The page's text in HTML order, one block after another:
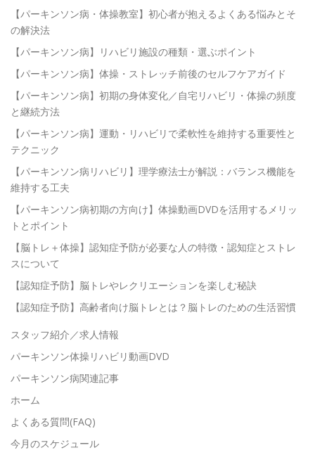
【パーキンソン病・体操教室】初心者が抱えるよくある悩みとそ
の解決法
【パーキンソン病】リハビリ施設の種類・選ぶポイント
【パーキンソン病】体操・ストレッチ前後のセルフケアガイド
【パーキンソン病】初期の身体変化／自宅リハビリ・体操の頻度
と継続方法
【パーキンソン病】運動・リハビリで柔軟性を維持する重要性と
テクニック
【パーキンソン病リハビリ】理学療法士が解説：バランス機能を
維持する工夫
【パーキンソン病初期の方向け】体操動画DVDを活用するメリッ
トとポイント
【脳トレ＋体操】認知症予防が必要な人の特徴・認知症とストレ
スについて
【認知症予防】脳トレやレクリエーションを楽しむ秘訣
【認知症予防】高齢者向け脳トレとは？脳トレのための生活習慣
スタッフ紹介／求人情報
パーキンソン体操リハビリ動画DVD
パーキンソン病関連記事
ホーム
よくある質問(FAQ)
今月のスケジュール